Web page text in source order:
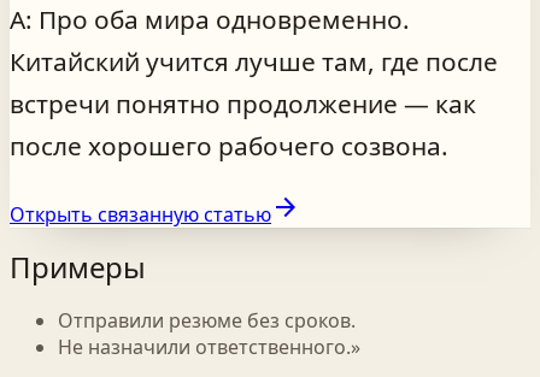
A: Про оба мира одновременно.
Китайский учится лучше там, где после
встречи понятно продолжение — как
после хорошего рабочего созвона.
Открыть связанную статьюarrow_forward
Примеры
Отправили резюме без сроков.
Не назначили ответственного.»